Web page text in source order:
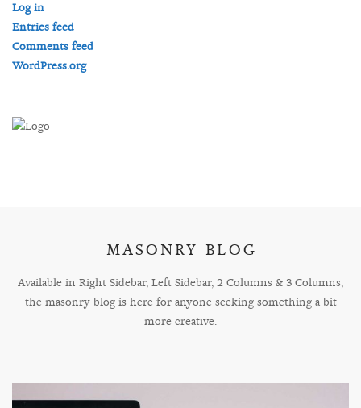
Log in
Entries feed
Comments feed
WordPress.org
MASONRY BLOG
Available in Right Sidebar, Left Sidebar, 2 Columns & 3 Columns,
the masonry blog is here for anyone seeking something a bit
more creative.